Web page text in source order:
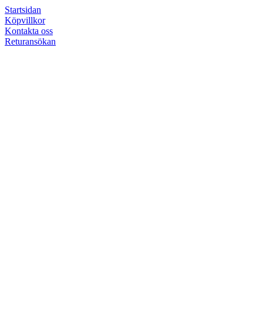
Startsidan
Köpvillkor
Kontakta oss
Returansökan